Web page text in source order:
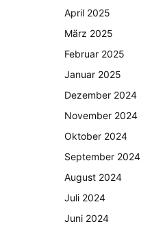
April 2025
März 2025
Februar 2025
Januar 2025
Dezember 2024
November 2024
Oktober 2024
September 2024
August 2024
Juli 2024
Juni 2024